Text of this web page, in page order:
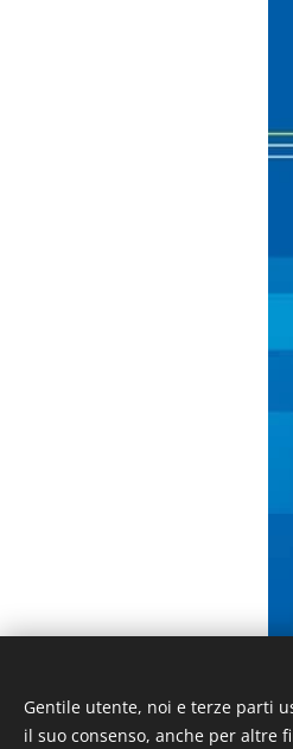
Gentile utente, noi e terze parti
il suo consenso, anche per altre